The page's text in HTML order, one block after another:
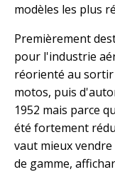
modèles les plus
Premièrement
pour l'industrie
réorienté au sortir
motos, puis
1952 mais parce
été fortement
vaut mieux
de gamme,